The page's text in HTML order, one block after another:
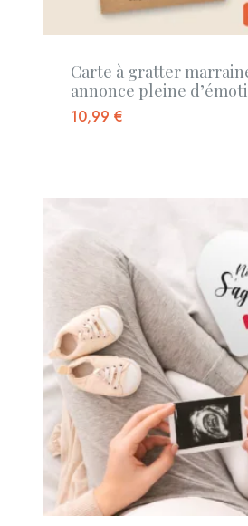
Carte à gratter
annonce pleine
10,99€